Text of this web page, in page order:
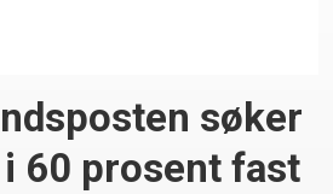
søker
60 prosent fast